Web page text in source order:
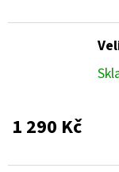
1 290 Kč